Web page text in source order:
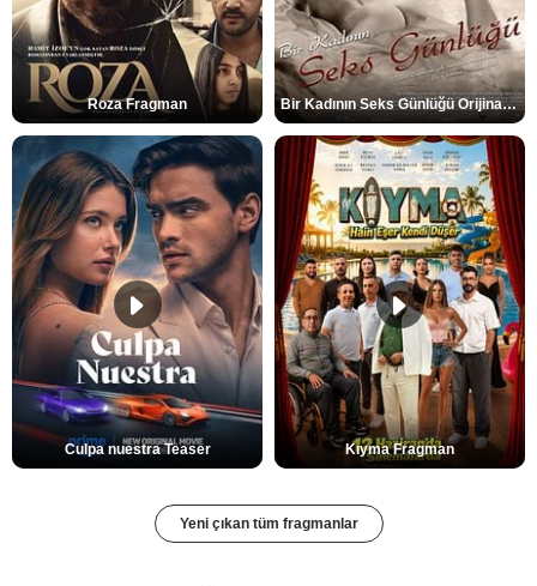
Roza Fragman Bir Kadının Seks Günlüğü Orijinal Fragman
Culpa nuestra Teaser Kıyma Fragman
Yeni çıkan tüm fragmanlar